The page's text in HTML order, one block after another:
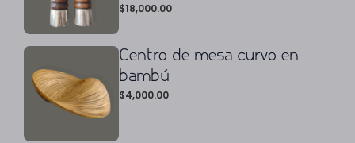
$18,000.00
Centro de mesa curvo en
bambú
$4,000.00